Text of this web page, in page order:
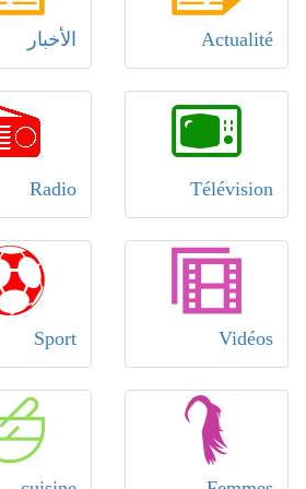
Actualité الأخبار
Télévision
Radio
Vidéos
Sport